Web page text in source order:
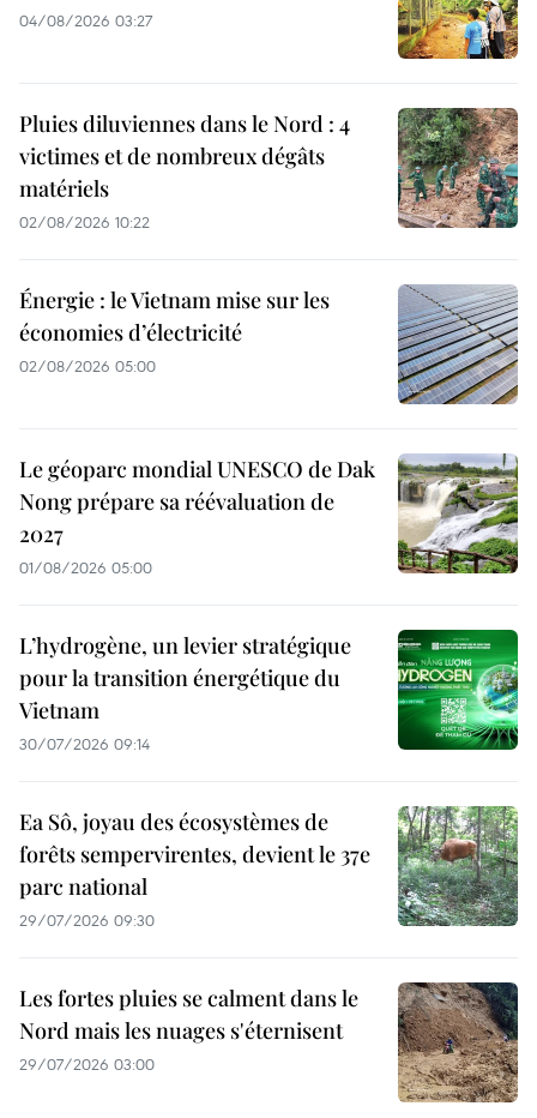
04/08/2026 03:27
Pluies diluviennes dans le Nord : 4
victimes et de nombreux dégâts
matériels
02/08/2026 10:22
Énergie : le Vietnam mise sur les
économies d’électricité
02/08/2026 05:00
Le géoparc mondial UNESCO de Dak
Nong prépare sa réévaluation de
2027
01/08/2026 05:00
L’hydrogène, un levier stratégique
pour la transition énergétique du
Vietnam
30/07/2026 09:14
Ea Sô, joyau des écosystèmes de
forêts sempervirentes, devient le 37e
parc national
29/07/2026 09:30
Les fortes pluies se calment dans le
Nord mais les nuages s'éternisent
29/07/2026 03:00